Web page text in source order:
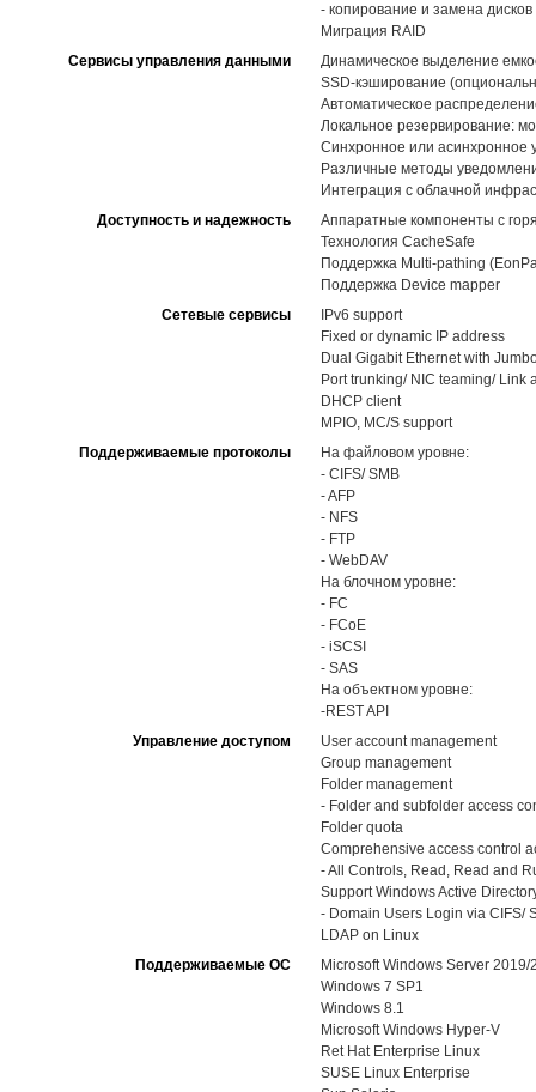
- копирование и замена
Миграция RAID
Сервисы управления данными
Динамическое выделение
SSD-кэширование
Автоматическое
Локальное резервирование:
Синхронное или асинхронное
Различные методы
Интеграция с облачной
Доступность и надежность
Аппаратные компоненты с
Технология CacheSafe
Поддержка Multi-pathing
Поддержка Device mapper
Сетевые сервисы
IPv6 support
Fixed or dynamic IP address
Dual Gigabit Ethernet with
Port trunking/ NIC teaming/ Link
DHCP client
MPIO, MC/S support
Поддерживаемые протоколы
На файловом уровне:
- CIFS/ SMB
- AFP
- NFS
- FTP
- WebDAV
На блочном уровне:
- FC
- FCoE
- iSCSI
- SAS
На объектном уровне:
-REST API
Управление доступом
User account management
Group management
Folder management
- Folder and subfolder access
Folder quota
Comprehensive access control
- All Controls, Read, Read and
Support Windows Active
- Domain Users Login via CIFS/
LDAP on Linux
Поддерживаемые ОС
Microsoft Windows Server
Windows 7 SP1
Windows 8.1
Microsoft Windows Hyper-V
Ret Hat Enterprise Linux
SUSE Linux Enterprise